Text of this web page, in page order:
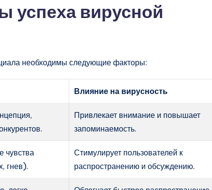
успеха вирусной
необходимы следующие факторы:
Влияние на вирусность
Привлекает внимание и повышает
запоминаемость.
чувства
гнев).
Стимулирует пользователей к
распространению и обсуждению.